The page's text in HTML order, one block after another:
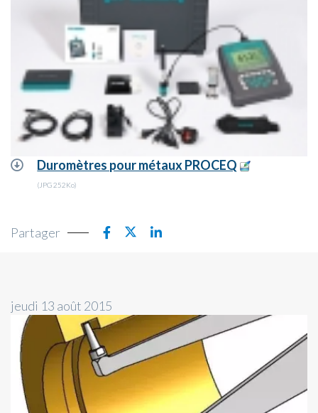
Duromètres pour métaux PROCEQ
(JPG 252Ko)
Partager
jeudi 13 août 2015